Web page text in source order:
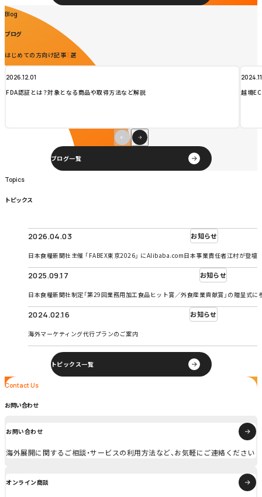
Blog
Blog
ブログ
はじめての方向け記事3 選
2026.12.01
FDA認証とは？対象となる商品や取得方法など解説 越境
ブログ一覧
Topics
Topics
トピックス
2026.04.03 お知らせ
日本食糧新聞社主催 「FABEX東京2026」 にAlibaba.com日本事業責任者江村が登壇
2025.09.17 お知らせ
日本食糧新聞社制定「第29回業務用加工食品ヒット賞／外食産業貢献賞」の贈呈式に
2024.02.16 お知らせ
海外マーケティング代行プランのご案内
トピックス一覧
Contact Us
Contact Us
お問い合わせ
お問い合わせ
海外展開に関するご相談・サービスの利用方法など、お気軽にご連絡ください
オンライン商談